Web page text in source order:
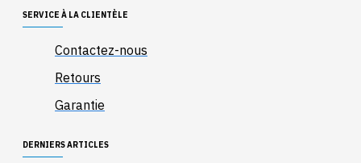
SERVICE À LA CLIENTÈLE
Contactez-nous
Retours
Garantie
DERNIERS ARTICLES